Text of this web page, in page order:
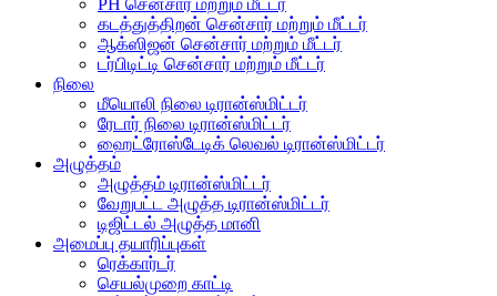
கடத்துத்திறன் சென்சார் மற்றும் மீட்டர்
ஆக்ஸிஜன் சென்சார் மற்றும் மீட்டர்
டர்பிடிட்டி சென்சார் மற்றும் மீட்டர்
நிலை
மீயொலி நிலை டிரான்ஸ்மிட்டர்
ரேடார் நிலை டிரான்ஸ்மிட்டர்
ஹைட்ரோஸ்டேடிக் லெவல் டிரான்ஸ்மிட்டர்
அழுத்தம்
அழுத்தம் டிரான்ஸ்மிட்டர்
வேறுபட்ட அழுத்த டிரான்ஸ்மிட்டர்
டிஜிட்டல் அழுத்த மானி
அமைப்பு தயாரிப்புகள்
ரெக்கார்டர்
செயல்முறை காட்டி